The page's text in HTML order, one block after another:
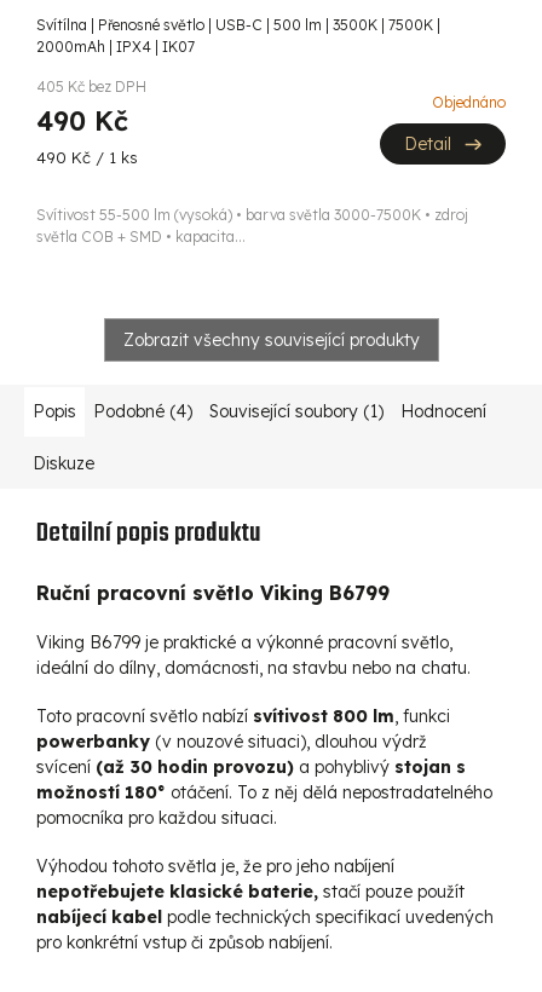
Svítílna | Přenosné světlo | USB-C | 500 lm | 3500K | 7500K |
2000mAh | IPX4 | IK07
405 Kč bez DPH
490 Kč
Měrná
490 Kč / 1 ks
Objednáno
Detail
Svítivost 55-500 lm (vysoká) • barva světla 3000-7500K • zdroj
světla COB + SMD • kapacita...
Zobrazit všechny související produkty
Popis Podobné (4) Související soubory (1) Hodnocení
Diskuze
Detailní popis produktu
Ruční pracovní světlo Viking B6799
Viking B6799 je praktické a výkonné pracovní světlo,
ideální do dílny, domácnosti, na stavbu nebo na chatu.
Toto pracovní světlo nabízí svítivost 800 lm, funkci
powerbanky (v nouzové situaci), dlouhou výdrž
svícení (až 30 hodin provozu) a pohyblivý stojan s
možností 180° otáčení. To z něj dělá nepostradatelného
pomocníka pro každou situaci.
Výhodou tohoto světla je, že pro jeho nabíjení
nepotřebujete klasické baterie, stačí pouze použít
nabíjecí kabel podle technických specifikací uvedených
pro konkrétní vstup či způsob nabíjení.